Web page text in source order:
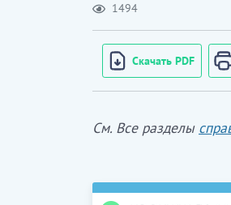
1494
Скачать PDF
См. Все разделы